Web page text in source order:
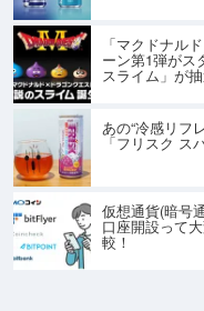
「マクドナル
ーン第1弾がス
スライム」が
あの“冷感リフ
「フリスク ス
仮想通貨(暗号
口座開設って
較！